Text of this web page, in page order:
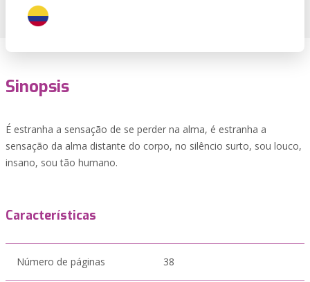
Sinopsis
É estranha a sensação de se perder na alma, é estranha a
sensação da alma distante do corpo, no silêncio surto, sou louco,
insano, sou tão humano.
Características
Número de páginas 38